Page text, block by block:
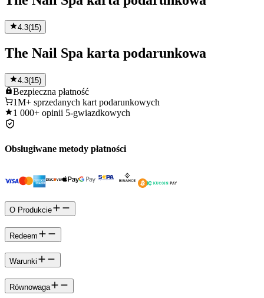
4.3(15)
The Nail Spa karta podarunkowa
4.3(15)
Bezpieczna płatność
1M+ sprzedanych kart podarunkowych
1 000+ opinii 5-gwiazdkowych
Obsługiwane metody płatności
O Produkcie
Redeem
Warunki
Równowaga